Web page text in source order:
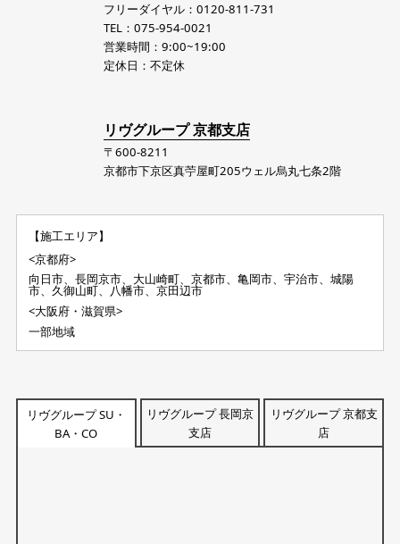
フリーダイヤル：0120-811-731
TEL：075-954-0021
営業時間：9:00~19:00
定休日：不定休
リヴグループ 京都支店
〒600-8211
京都市下京区真苧屋町205ウェル烏丸七条2階
【施工エリア】
<京都府>
向日市、長岡京市、大山崎町、京都市、亀岡市、宇治市、城陽
市、久御山町、八幡市、京田辺市
<大阪府・滋賀県>
一部地域
リヴグループ SU・
BA・CO
リヴグループ 長岡京
支店
リヴグループ 京都支
店